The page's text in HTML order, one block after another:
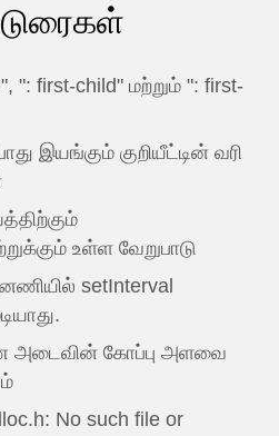
": first-child" மற்றும் ": first-
இயங்கும் குறியீட்டின் வரி
உள்ள வேறுபாடு
setInterval
அடைவின் கோப்பு அளவை
No such file or